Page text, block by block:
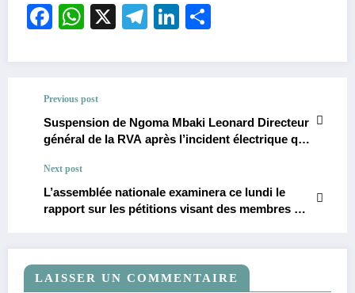
Facebook
WhatsApp
X Telegram
LinkedIn
Previous post
Suspension de Ngoma Mbaki Leonard Directeur
général de la RVA après l’incident électrique qui
l’aéroport de N’Djili.
Next post
L’assemblée nationale examinera ce lundi le
rapport sur les pétitions visant des membres du
LAISSER UN COMMENTAIRE